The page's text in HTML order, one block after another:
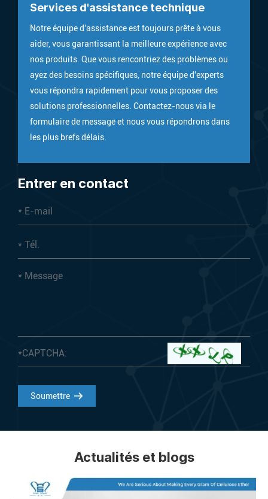
Entrer en contact
Soumettre
Services d'assistance technique
Notre équipe d'assistance est toujours prête à vous
aider, vous garantissant la meilleure expérience avec
nos produits. Que vous rencontriez des problèmes ou
ayez des besoins spécifiques, notre équipe d'experts
vous répondra rapidement pour vous proposer des
solutions professionnelles. Contactez-nous via le
formulaire de message et nous vous répondrons dans
les plus brefs délais.
Actualités et blogs